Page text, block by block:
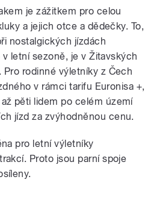
je zážitkem pro celou
a jejich otce a dědečky. To,
nostalgických jízdách
letní sezoně, je v Žitavských
rodinné výletníky z Čech
v rámci tarifu Euronisa +,
pěti lidem po celém území
jízd za zvýhodněnou cenu.
pro letní výletníky
Proto jsou parní spoje